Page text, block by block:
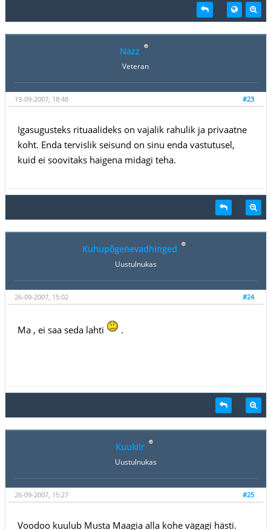
Nazz
Veteran
#23
19-09-2007, 18:48
Igasugusteks rituaalideks on vajalik rahulik ja privaatne
koht. Enda tervislik seisund on sinu enda vastutusel,
kuid ei soovitaks haigena midagi teha.
Kuhupõgenevadhinged
Uustulnukas
#24
26-09-2007, 15:02
Ma , ei saa seda lahti .
Kuukiir
Uustulnukas
#25
26-09-2007, 15:27
Voodoo kuulub Musta Maagia alla kohe vägagi hästi.